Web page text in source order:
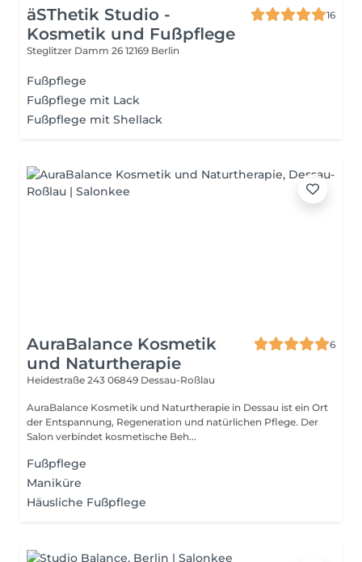
äSThetik Studio -
Kosmetik und Fußpflege
16
Steglitzer Damm 26 12169 Berlin
Fußpflege
Fußpflege mit Lack
Fußpflege mit Shellack
AuraBalance Kosmetik
und Naturtherapie
6
Heidestraße 243 06849 Dessau-Roßlau
AuraBalance Kosmetik und Naturtherapie in Dessau ist ein Ort
der Entspannung, Regeneration und natürlichen Pflege. Der
Salon verbindet kosmetische Beh...
Fußpflege
Maniküre
Häusliche Fußpflege